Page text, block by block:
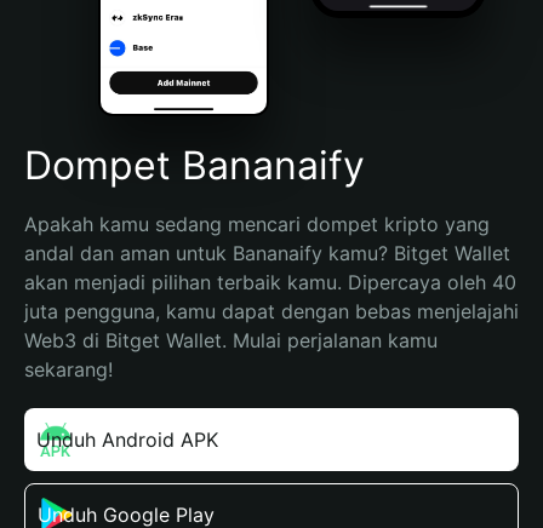
Português (Brasil)
Español (Argentina)
Dompet Bananaify
Apakah kamu sedang mencari dompet kripto yang
andal dan aman untuk Bananaify kamu? Bitget Wallet
akan menjadi pilihan terbaik kamu. Dipercaya oleh 40
juta pengguna, kamu dapat dengan bebas menjelajahi
Web3 di Bitget Wallet. Mulai perjalanan kamu
sekarang!
Unduh Android APK
Unduh Google Play